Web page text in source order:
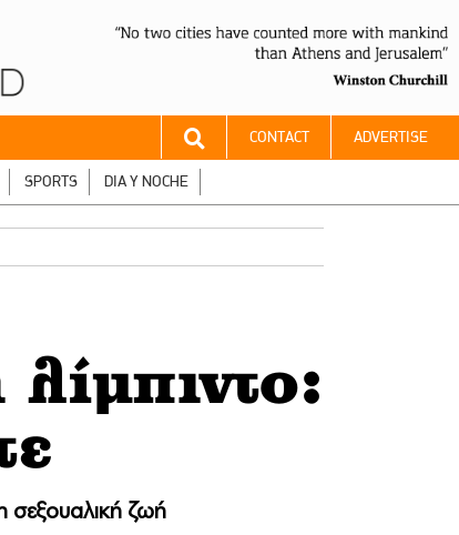
CONTACT ADVERTISE
SPORTS DIA Y NOCHE
σεξουαλική ζωή